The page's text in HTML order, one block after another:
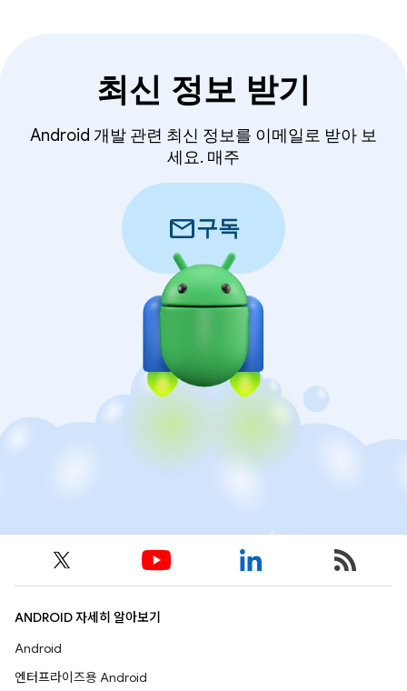
최신 정보 받기
Android 개발 관련 최신 정보를 이메일로 받아 보
세요. 매주
mail구독
ANDROID 자세히 알아보기
Android
엔터프라이즈용 Android